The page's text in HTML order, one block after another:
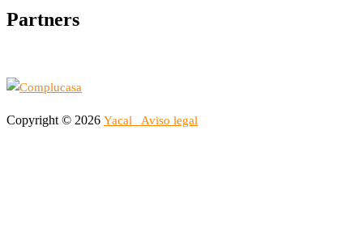
Partners
Copyright © 2026 Yacal Aviso legal